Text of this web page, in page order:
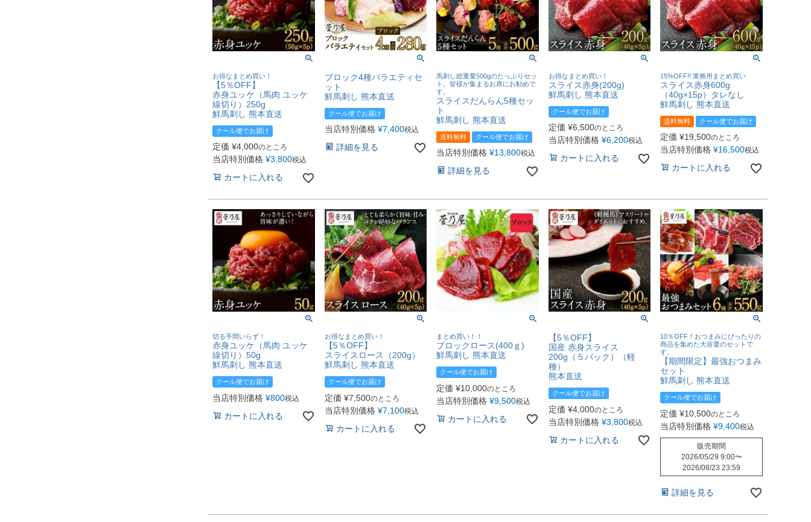
お得なまとめ買い！
【5％OFF】
赤身ユッケ（馬肉 ユッケ
線切り）250g
鮮馬刺し 熊本直送
クール便でお届け
定価 ¥4,000のところ
当店特別価格 ¥3,800税込
カートに入れる
ブロック4種バラエティセ
ット
鮮馬刺し 熊本直送
クール便でお届け
当店特別価格 ¥7,400税込
詳細を見る
馬刺し総重量500gのたっぷりセッ
ト。皆様が集まるお席にお勧めで
す。
スライスだんらん5種セッ
ト
鮮馬刺し 熊本直送
送料無料 クール便でお届け
当店特別価格 ¥13,800税込
詳細を見る
お得なまとめ買い！
スライス赤身(200g)
鮮馬刺し 熊本直送
クール便でお届け
定価 ¥6,500のところ
当店特別価格 ¥6,200税込
カートに入れる
15%OFF!! 業務用まとめ買い
スライス赤身600g
（40g×15p）タレなし
鮮馬刺し 熊本直送
送料無料 クール便でお届け
定価 ¥19,500のところ
当店特別価格 ¥16,500税込
カートに入れる
切る手間いらず！
赤身ユッケ（馬肉 ユッケ
線切り）50g
鮮馬刺し 熊本直送
クール便でお届け
当店特別価格 ¥800税込
カートに入れる
お得なまとめ買い！
【5％OFF】
スライスロース（200g）
鮮馬刺し 熊本直送
クール便でお届け
定価 ¥7,500のところ
当店特別価格 ¥7,100税込
カートに入れる
まとめ買い！！
ブロックロース(400ｇ)
鮮馬刺し 熊本直送
クール便でお届け
定価 ¥10,000のところ
当店特別価格 ¥9,500税込
カートに入れる
【5％OFF】
国産 赤身スライス
200g（５パック）（軽
種）
熊本直送
クール便でお届け
定価 ¥4,000のところ
当店特別価格 ¥3,800税込
カートに入れる
10％OFF！おつまみにぴったりの
商品を集めた大容量のセットで
す。
【期間限定】最強おつまみ
セット
鮮馬刺し 熊本直送
クール便でお届け
定価 ¥10,500のところ
当店特別価格 ¥9,400税込
販売期間
2026/05/29 9:00〜
2026/08/23 23:59
詳細を見る